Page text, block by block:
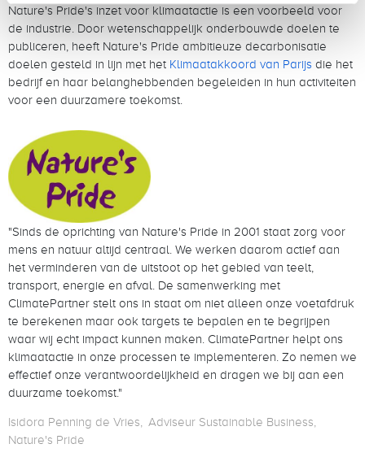
Nature's Pride's inzet voor klimaatactie is een voorbeeld voor
de industrie. Door wetenschappelijk onderbouwde doelen te
publiceren, heeft Nature's Pride ambitieuze decarbonisatie
doelen gesteld in lijn met het Klimaatakkoord van Parijs die het
bedrijf en haar belanghebbenden begeleiden in hun activiteiten
voor een duurzamere toekomst.
"Sinds de oprichting van Nature's Pride in 2001 staat zorg voor
mens en natuur altijd centraal. We werken daarom actief aan
het verminderen van de uitstoot op het gebied van teelt,
transport, energie en afval. De samenwerking met
ClimatePartner stelt ons in staat om niet alleen onze voetafdruk
te berekenen maar ook targets te bepalen en te begrijpen
waar wij echt impact kunnen maken. ClimatePartner helpt ons
klimaatactie in onze processen te implementeren. Zo nemen we
effectief onze verantwoordelijkheid en dragen we bij aan een
duurzame toekomst."
Isidora Penning de Vries Adviseur Sustainable Business
Nature's Pride